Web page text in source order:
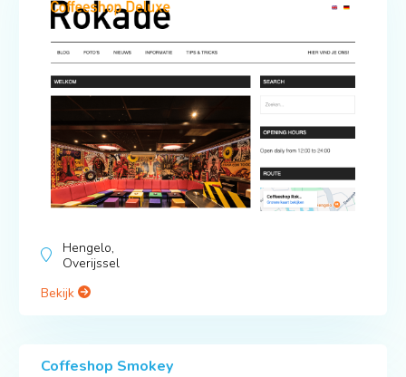
Hengelo,
Overijssel
Bekijk
Coffeshop Smokey